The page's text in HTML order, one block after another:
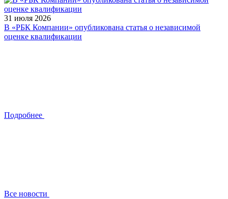
31 июля 2026
В «РБК Компании» опубликована статья о независимой
оценке квалификации
Подробнее
Все новости